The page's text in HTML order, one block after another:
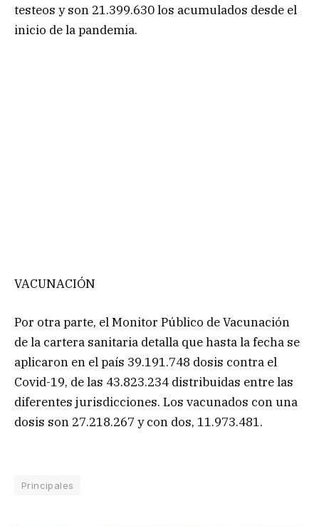
testeos y son 21.399.630 los acumulados desde el
inicio de la pandemia.
VACUNACIÓN
Por otra parte, el Monitor Público de Vacunación
de la cartera sanitaria detalla que hasta la fecha se
aplicaron en el país 39.191.748 dosis contra el
Covid-19, de las 43.823.234 distribuidas entre las
diferentes jurisdicciones. Los vacunados con una
dosis son 27.218.267 y con dos, 11.973.481.
Principales